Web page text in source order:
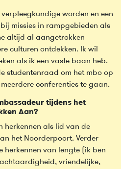
worden en een
missies in rampgebieden als
altijd al aangetrokken
culturen ontdekken. Ik wil
als ik een vaste baan heb.
studentenraad om het mbo op
conferenties te gaan.
tijdens het
Aan?
herkennen als lid van de
het Noorderpoort. Verder
herkennen van lengte (ik ben
vriendelijke,